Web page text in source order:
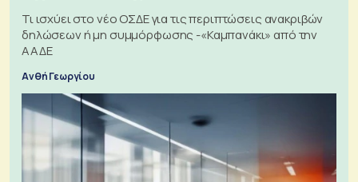
Τι ισχύει στο νέο ΟΣΔΕ για τις περιπτώσεις ανακριβών
δηλώσεων ή μη συμμόρφωσης -«Καμπανάκι» από την
ΑΑΔΕ
Ανθή Γεωργίου